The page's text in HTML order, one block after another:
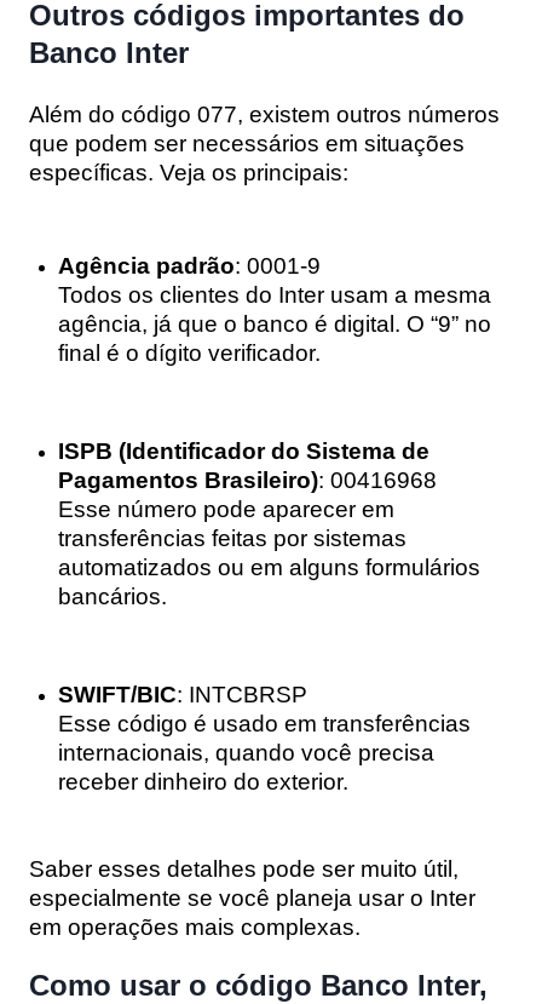
Outros códigos importantes do
Banco Inter
Além do código 077, existem outros números
que podem ser necessários em situações
específicas. Veja os principais:
Agência padrão: 0001-9
Todos os clientes do Inter usam a mesma
agência, já que o banco é digital. O “9” no
final é o dígito verificador.
ISPB (Identificador do Sistema de
Pagamentos Brasileiro): 00416968
Esse número pode aparecer em
transferências feitas por sistemas
automatizados ou em alguns formulários
bancários.
SWIFT/BIC: INTCBRSP
Esse código é usado em transferências
internacionais, quando você precisa
receber dinheiro do exterior.
Saber esses detalhes pode ser muito útil,
especialmente se você planeja usar o Inter
em operações mais complexas.
Como usar o código Banco Inter,